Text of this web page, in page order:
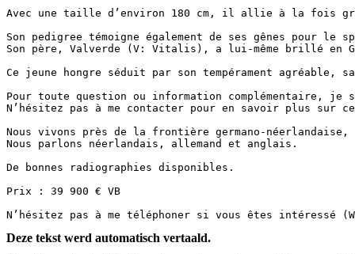
Avec une taille d’environ 180 cm, il allie à la fois
Son pedigree témoigne également de ses gênes pour
Son père, Valverde (V: Vitalis), a lui-même brillé en
Ce jeune hongre séduit par son tempérament
Pour toute question ou information complémentaire,
N’hésitez pas à me contacter pour en savoir plus sur
Nous vivons près de la frontière germano-
Nous parlons néerlandais, allemand et anglais.
De bonnes radiographies disponibles.
Prix : 39 900 € VB
N’hésitez pas à me téléphoner si vous êtes intéressé
Deze tekst werd automatisch vertaald.